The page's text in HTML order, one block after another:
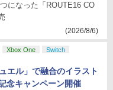
になった「ROUTE16 CO
(2026/8/6)
Xbox One
Switch
エル」で融合のイラスト
念キャンペーン開催